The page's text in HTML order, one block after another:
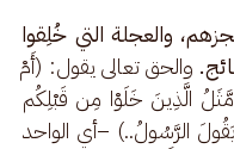
والعجلة التي خُلِقوا
والحق تعالى يقول: (أَمْ
الَّذِينَ خَلَوْا مِن قَبْلِكُم
الرَّسُولُ..) –أي الواحد